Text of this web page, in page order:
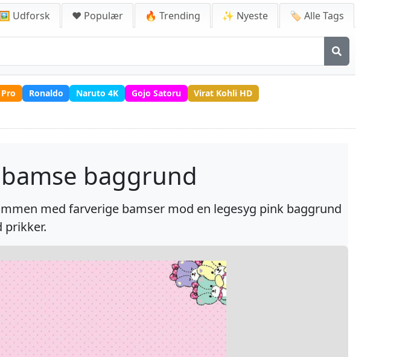
🖼️ Udforsk ❤️ Populær 🔥 Trending ✨ Nyeste 🏷️ Alle Tags
Ronaldo Naruto 4K Gojo Satoru Virat Kohli HD
baggrund
med farverige bamser mod en legesyg pink baggrund
prikker.